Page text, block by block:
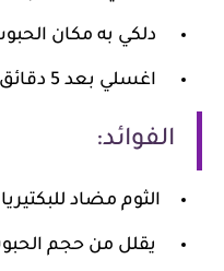
دلكي به مكان
اغسلي بعد 5 دقائق فقط.
الفوائد:
الثوم مضاد
يقلل من حجم